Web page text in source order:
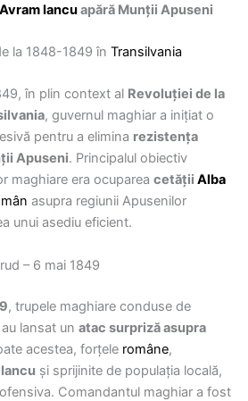
Avram Iancuapără Munții Apuseni
la 1848-1849 în Transilvania
în plin context al Revoluției de la
, guvernul maghiar a inițiat o
pentru a elimina rezistența
Apuseni. Principalul obiectiv
maghiare era ocuparea cetății Alba
asupra regiunii Apusenilor
unui asediu eficient.
– 6 mai 1849
, trupele maghiare conduse de
au lansat un atac surpriză asupra
acestea, forțele române,
și sprijinite de populația locală,
Comandantul maghiar a fost